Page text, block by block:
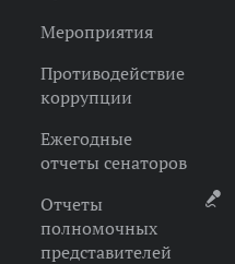
Мероприятия
Противодействие
коррупции
Ежегодные
отчеты сенаторов
Отчеты
полномочных
представителей